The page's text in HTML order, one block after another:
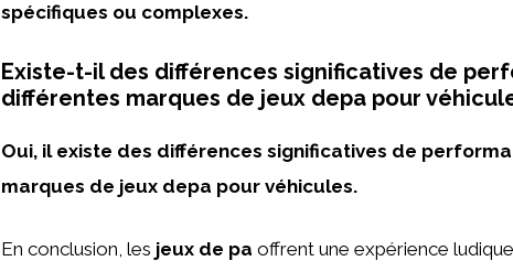
spécifiques ou complexes.
Existe-t-il des différences significatives de
différentes marques de jeux depa pour
Oui, il existe des différences significatives de
marques de jeux depa pour véhicules.
En conclusion, les jeux de pa offrent une expérience